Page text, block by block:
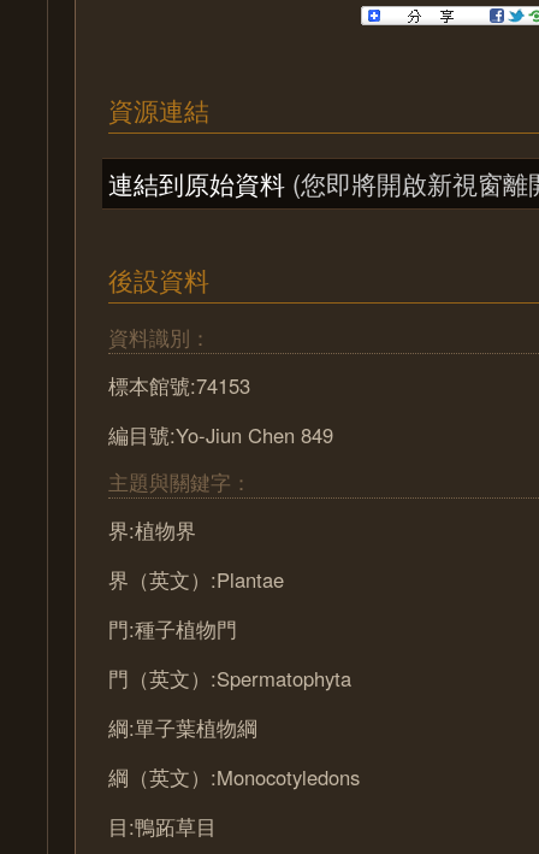
資源連結
連結到原始資料 (您即將開啟新視窗離
後設資料
資料識別：
標本館號:74153
編目號:Yo-Jiun Chen 849
主題與關鍵字：
界:植物界
界（英文）:Plantae
門:種子植物門
門（英文）:Spermatophyta
綱:單子葉植物綱
綱（英文）:Monocotyledons
目:鴨跖草目